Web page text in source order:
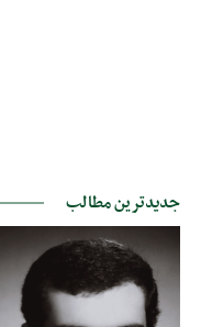
جدیدترین مطالب